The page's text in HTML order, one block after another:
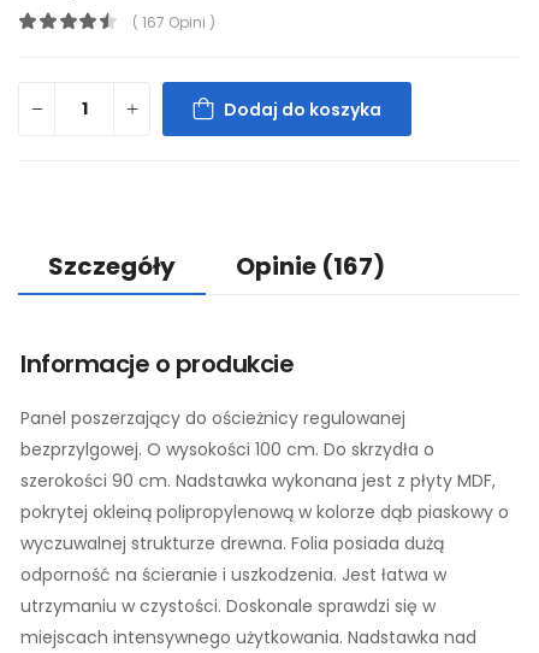
( 167 Opini )
Dodaj do koszyka
Szczegóły Opinie (167)
Informacje o produkcie
Panel poszerzający do ościeżnicy regulowanej
bezprzylgowej. O wysokości 100 cm. Do skrzydła o
szerokości 90 cm. Nadstawka wykonana jest z płyty MDF,
pokrytej okleiną polipropylenową w kolorze dąb piaskowy o
wyczuwalnej strukturze drewna. Folia posiada dużą
odporność na ścieranie i uszkodzenia. Jest łatwa w
utrzymaniu w czystości. Doskonale sprawdzi się w
miejscach intensywnego użytkowania. Nadstawka nad